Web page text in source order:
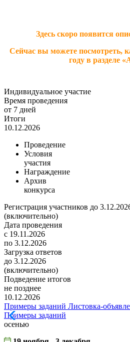
Здесь скоро появится
Сейчас вы можете посмотреть,
году в разделе
Индивидуальное участие
Время проведения
от 7 дней
Итоги
10.12.2026
Проведение
Условия
участия
Награждение
Архив
конкурса
Регистрация участников до
(включительно)
Дата проведения
с 19.11.2026
по 3.12.2026
Загрузка ответов
до 3.12.2026
(включительно)
Подведение итогов
не позднее
10.12.2026
Примеры заданий Листовка-
Примеры заданий
осенью